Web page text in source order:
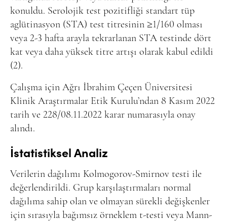
konuldu. Serolojik test pozitifliği standart tüp
aglütinasyon (STA) test titresinin ≥1/160 olması
veya 2-3 hafta arayla tekrarlanan STA testinde dört
kat veya daha yüksek titre artışı olarak kabul edildi
(2).
Çalışma için Ağrı İbrahim Çeçen Üniversitesi
Klinik Araştırmalar Etik Kurulu’ndan 8 Kasım 2022
tarih ve 228/08.11.2022 karar numarasıyla onay
alındı.
İstatistiksel Analiz
Verilerin dağılımı Kolmogorov-Smirnov testi ile
değerlendirildi. Grup karşılaştırmaları normal
dağılıma sahip olan ve olmayan sürekli değişkenler
için sırasıyla bağımsız örneklem t-testi veya Mann-